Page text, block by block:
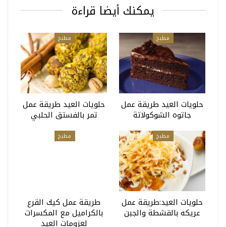
يمكنك أيضا قراءة
مطبخ
حلويات العيد طريقة عمل
جاتوه الشوكولاتة
مطبخ
حلويات العيد طريقة عمل
تمر بالفستق الحلبي
مطبخ
حلويات العيد:طريقة عمل
عريكه بالقشطة والجبن
مطبخ
طريقة عمل كيك القرع
بالكراميل مع المكسرات
لعزومات العيد